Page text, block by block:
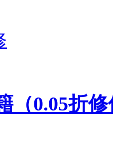
（0.05折